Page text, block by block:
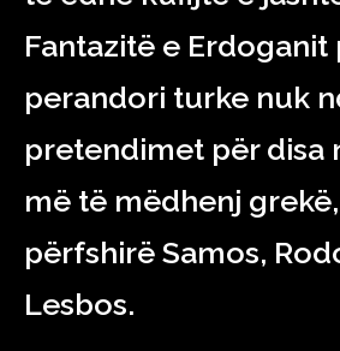
Fantazitë e Erdoganit
perandori turke nuk
pretendimet për disa
më të mëdhenj
përfshirë Samos,
Lesbos.